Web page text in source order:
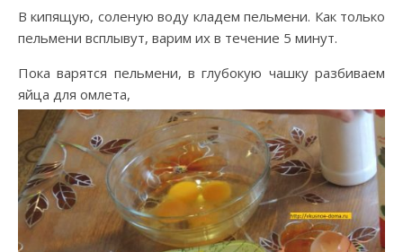
В кипящую, соленую воду кладем пельмени. Как только
пельмени всплывут, варим их в течение 5 минут.
Пока варятся пельмени, в глубокую чашку разбиваем
яйца для омлета,